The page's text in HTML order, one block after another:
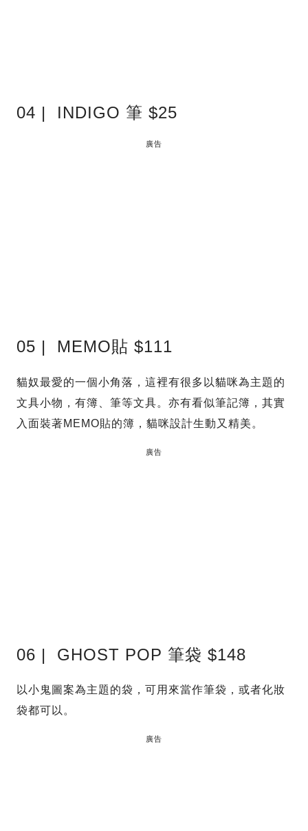
04 | INDIGO 筆 $25
廣告
05 | MEMO貼 $111
貓奴最愛的一個小角落，這裡有很多以貓咪為主題的
文具小物，有簿、筆等文具。亦有看似筆記簿，其實
入面裝著MEMO貼的簿，貓咪設計生動又精美。
廣告
06 | GHOST POP 筆袋 $148
以小鬼圖案為主題的袋，可用來當作筆袋，或者化妝
袋都可以。
廣告